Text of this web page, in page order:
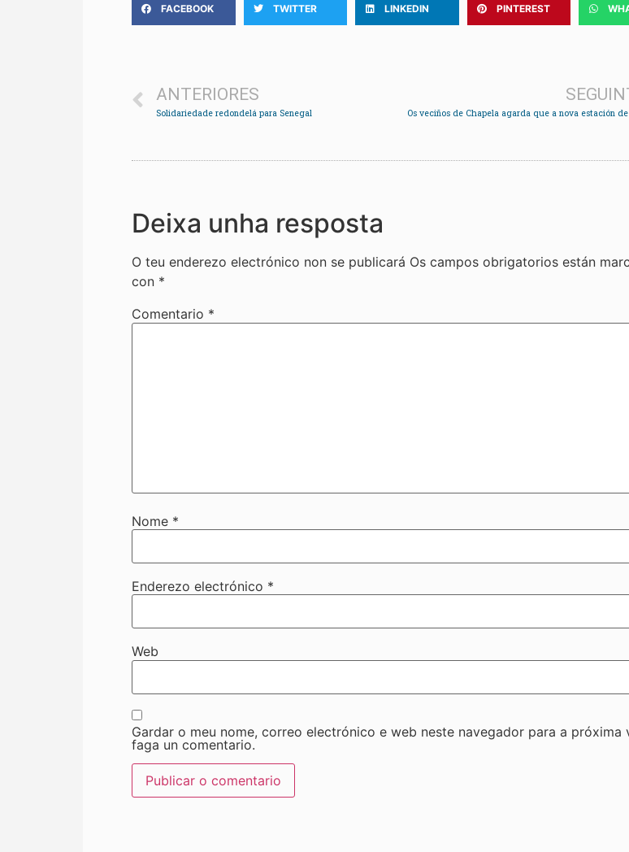
FACEBOOK TWITTER LINKEDIN PINTEREST
ANTERIORES
Solidariedade redondelá para Senegal
Deixa unha resposta
O teu enderezo electrónico non se publicará Os campos obrigatorios están
con *
Comentario *
Nome *
Enderezo electrónico *
Web
Gardar o meu nome, correo electrónico e web neste navegador para a próxima
faga un comentario.